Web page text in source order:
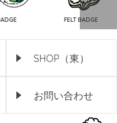
FELT BADGE
SHOP（東）
お問い合わせ